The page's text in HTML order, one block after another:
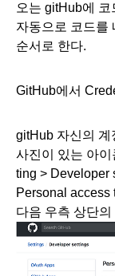
오는 gitHub에
자동으로 코드를
순서로 한다.
GitHub에서
gitHub 자신의 계
사진이 있는 아
ting > Developer
Personal access
다음 우측 상단